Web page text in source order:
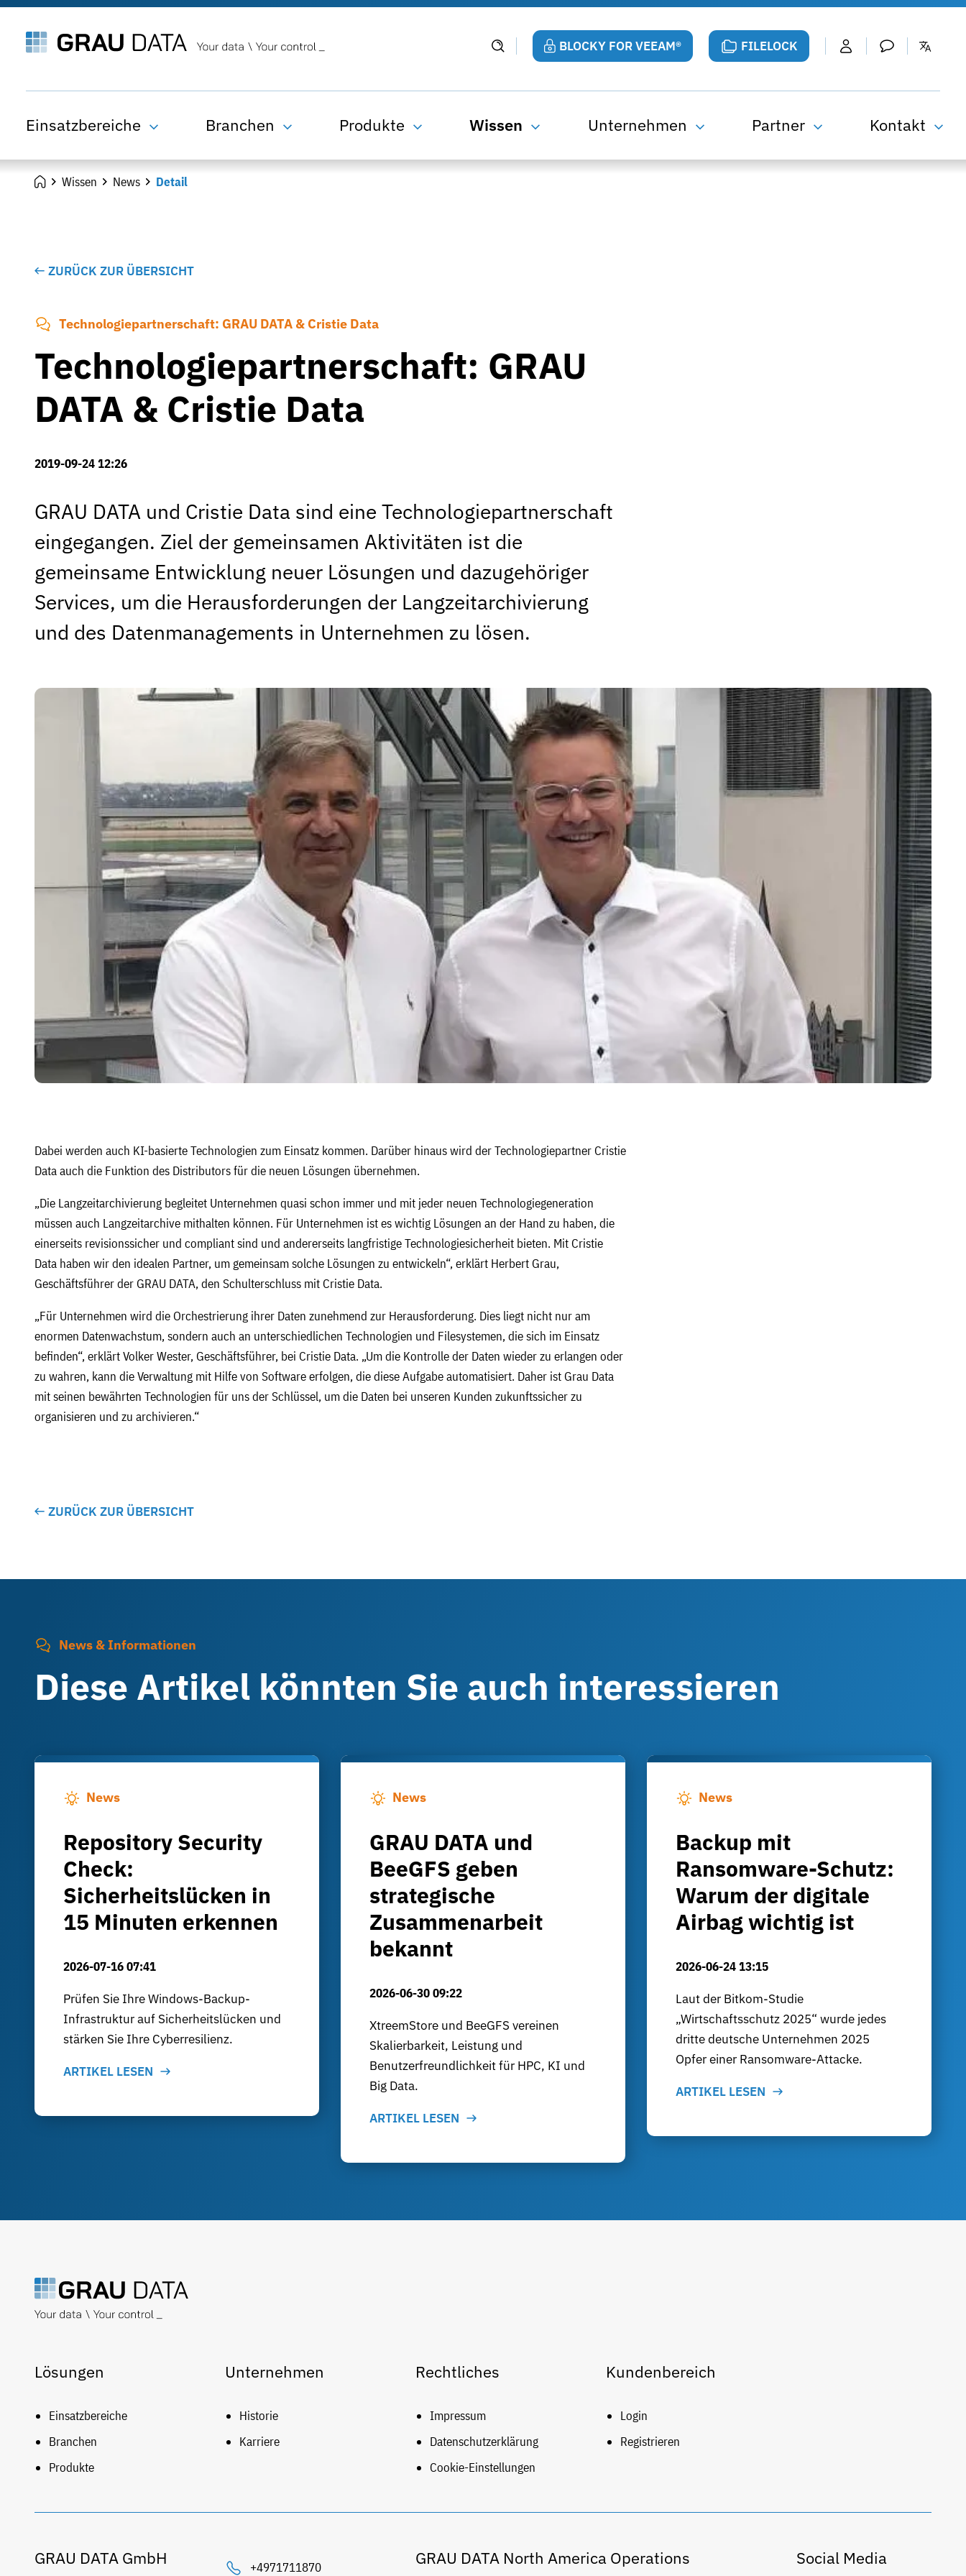
BLOCKY FOR VEEAM® FILELOCK
Einsatzbereiche Branchen Produkte Wissen Unternehmen Partner Kontakt
Wissen News Detail
ZURÜCK ZUR ÜBERSICHT
Technologiepartnerschaft: GRAU DATA & Cristie Data
Technologiepartnerschaft: GRAU
DATA & Cristie Data
2019-09-24 12:26
GRAU DATA und Cristie Data sind eine Technologiepartnerschaft
eingegangen. Ziel der gemeinsamen Aktivitäten ist die
gemeinsame Entwicklung neuer Lösungen und dazugehöriger
Services, um die Herausforderungen der Langzeitarchivierung
und des Datenmanagements in Unternehmen zu lösen.
Dabei werden auch KI-basierte Technologien zum Einsatz kommen. Darüber hinaus wird der Technologiepartner Cristie
Data auch die Funktion des Distributors für die neuen Lösungen übernehmen.
„Die Langzeitarchivierung begleitet Unternehmen quasi schon immer und mit jeder neuen Technologiegeneration
müssen auch Langzeitarchive mithalten können. Für Unternehmen ist es wichtig Lösungen an der Hand zu haben, die
einerseits revisionssicher und compliant sind und andererseits langfristige Technologiesicherheit bieten. Mit Cristie
Data haben wir den idealen Partner, um gemeinsam solche Lösungen zu entwickeln“, erklärt Herbert Grau,
Geschäftsführer der GRAU DATA, den Schulterschluss mit Cristie Data.
„Für Unternehmen wird die Orchestrierung ihrer Daten zunehmend zur Herausforderung. Dies liegt nicht nur am
enormen Datenwachstum, sondern auch an unterschiedlichen Technologien und Filesystemen, die sich im Einsatz
befinden“, erklärt Volker Wester, Geschäftsführer, bei Cristie Data. „Um die Kontrolle der Daten wieder zu erlangen oder
zu wahren, kann die Verwaltung mit Hilfe von Software erfolgen, die diese Aufgabe automatisiert. Daher ist Grau Data
mit seinen bewährten Technologien für uns der Schlüssel, um die Daten bei unseren Kunden zukunftssicher zu
organisieren und zu archivieren.“
ZURÜCK ZUR ÜBERSICHT
News & Informationen
Diese Artikel könnten Sie auch interessieren
News
Repository Security
Check:
Sicherheitslücken in
15 Minuten erkennen
2026-07-16 07:41
Prüfen Sie Ihre Windows-Backup-
Infrastruktur auf Sicherheitslücken und
stärken Sie Ihre Cyberresilienz.
ARTIKEL LESEN
News
GRAU DATA und
BeeGFS geben
strategische
Zusammenarbeit
bekannt
2026-06-30 09:22
XtreemStore und BeeGFS vereinen
Skalierbarkeit, Leistung und
Benutzerfreundlichkeit für HPC, KI und
Big Data.
ARTIKEL LESEN
News
Backup mit
Ransomware-Schutz:
Warum der digitale
Airbag wichtig ist
2026-06-24 13:15
Laut der Bitkom-Studie
„Wirtschaftsschutz 2025“ wurde jedes
dritte deutsche Unternehmen 2025
Opfer einer Ransomware-Attacke.
ARTIKEL LESEN
Lösungen
Einsatzbereiche
Branchen
Produkte
Unternehmen
Historie
Karriere
Rechtliches
Impressum
Datenschutzerklärung
Cookie-Einstellungen
Kundenbereich
Login
Registrieren
GRAU DATA GmbH +4971711870 GRAU DATA North America Operations Social Media